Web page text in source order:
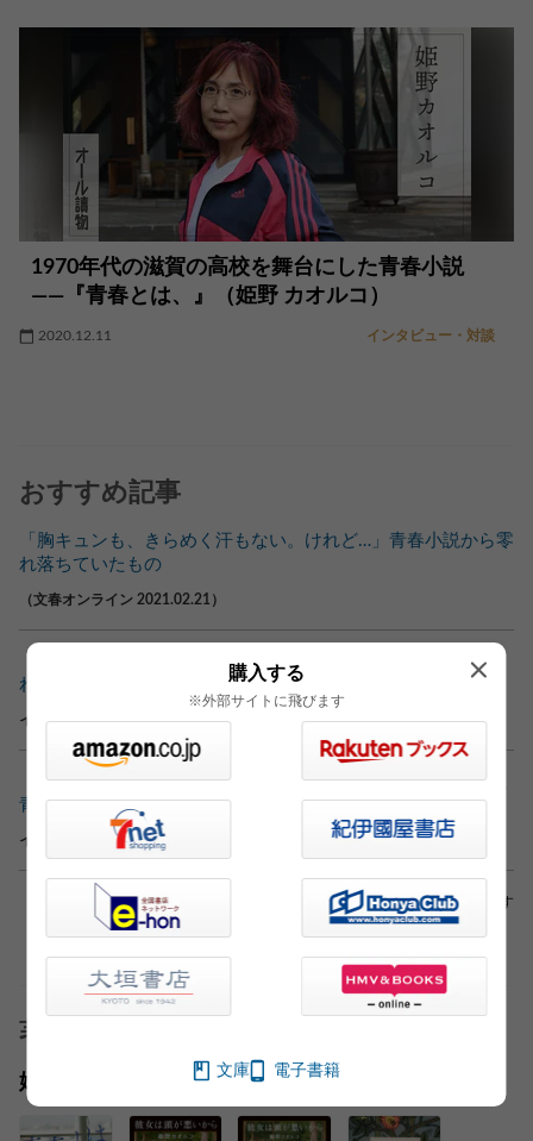
1970年代の滋賀の高校を舞台にした青春小説
――『青春とは、』（姫野 カオルコ）
2020.12.11 インタビュー・対談
おすすめ記事
「胸キュンも、きらめく汗もない。けれど…」青春小説から零
れ落ちていたもの
（文春オンライン 2021.02.21）
「週刊文春」編集部「「胸キュンも、きらめく汗もない。け
れど…」青春小説から零れ落ちていたもの」
インタビュー・対談（2021.02.25）
「オール讀物」編集部「1970年代の滋賀の高校を舞台にした
青春小説――『青春とは、』（姫野 カオルコ）」
インタビュー・対談（2020.12.11）
※外部サイトへリンクしている場合もあります
著者
姫野 カオルコ
購入する
※外部サイトに飛びます
文庫 電子書籍